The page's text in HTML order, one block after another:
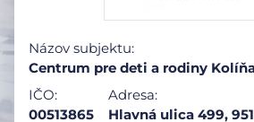
Názov subjektu:
Centrum pre deti a rodiny
IČO:
00513865
Adresa:
Hlavná ulica 499,